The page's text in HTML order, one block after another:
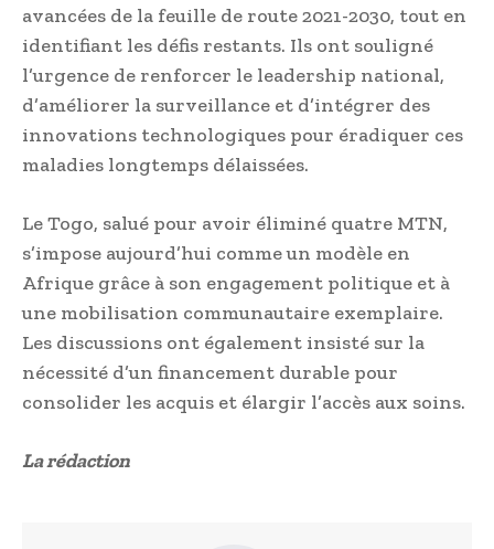
avancées de la feuille de route 2021-2030, tout en
identifiant les défis restants. Ils ont souligné
l’urgence de renforcer le leadership national,
d’améliorer la surveillance et d’intégrer des
innovations technologiques pour éradiquer ces
maladies longtemps délaissées.
Le Togo, salué pour avoir éliminé quatre MTN,
s’impose aujourd’hui comme un modèle en
Afrique grâce à son engagement politique et à
une mobilisation communautaire exemplaire.
Les discussions ont également insisté sur la
nécessité d’un financement durable pour
consolider les acquis et élargir l’accès aux soins.
La rédaction